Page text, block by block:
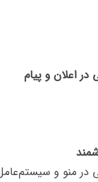
در اعلان و پیام
در منو و